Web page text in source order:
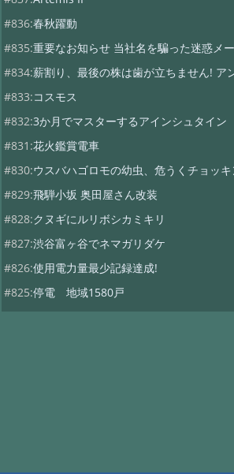
#836:春秋躍動
#835:重要なお知らせ 当社名を騙った迷惑メ
#834:薪割り、最後の株は歯が立ちません! ア
#833:コスモス
#832:3か月でマスターするアインシュタイ
#831:花火鑑賞電車
#830:ウスバハゴロモの幼虫、危うくチョッキ
#829:飛騨小坂 奥田屋さん改装
#828:クヌギにルリボシカミキリ
#827:渋谷富ヶ谷でネマガリダケ
#826:使用電力量最少記録達成!
#825:停電 地域1580戸
#824:移築のワイナリー